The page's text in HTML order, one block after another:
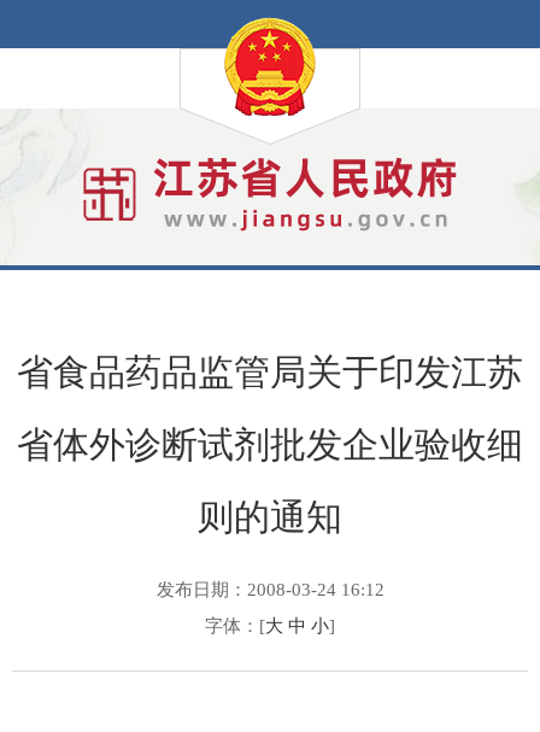
省食品药品监管局关于印发江苏
省体外诊断试剂批发企业验收细
则的通知
发布日期：2008-03-24 16:12
字体：[大 中 小]